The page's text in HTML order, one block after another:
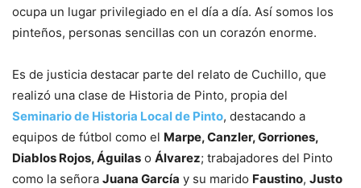
ocupa un lugar privilegiado en el día a día. Así somos los
pinteños, personas sencillas con un corazón enorme.
Es de justicia destacar parte del relato de Cuchillo, que
realizó una clase de Historia de Pinto, propia del
Seminario de Historia Local de Pinto, destacando a
equipos de fútbol como el Marpe, Canzler, Gorriones,
Diablos Rojos, Águilas o Álvarez; trabajadores del Pinto
como la señora Juana García y su marido Faustino, Justo